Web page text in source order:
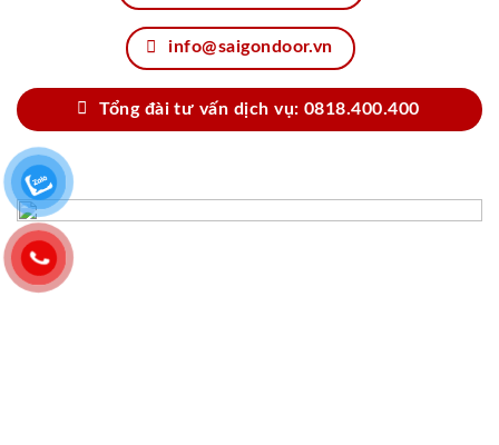
info@saigondoor.vn
Tổng đài tư vấn dịch vụ: 0818.400.400